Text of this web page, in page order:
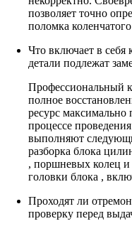
позволяет точно
поломка
Что включает в
детали подлежат
Профессиональный
полное
ресурс
процессе
выполняют
разборка блока
, поршневых колец и
головки блока ,
Проходят ли
проверку перед